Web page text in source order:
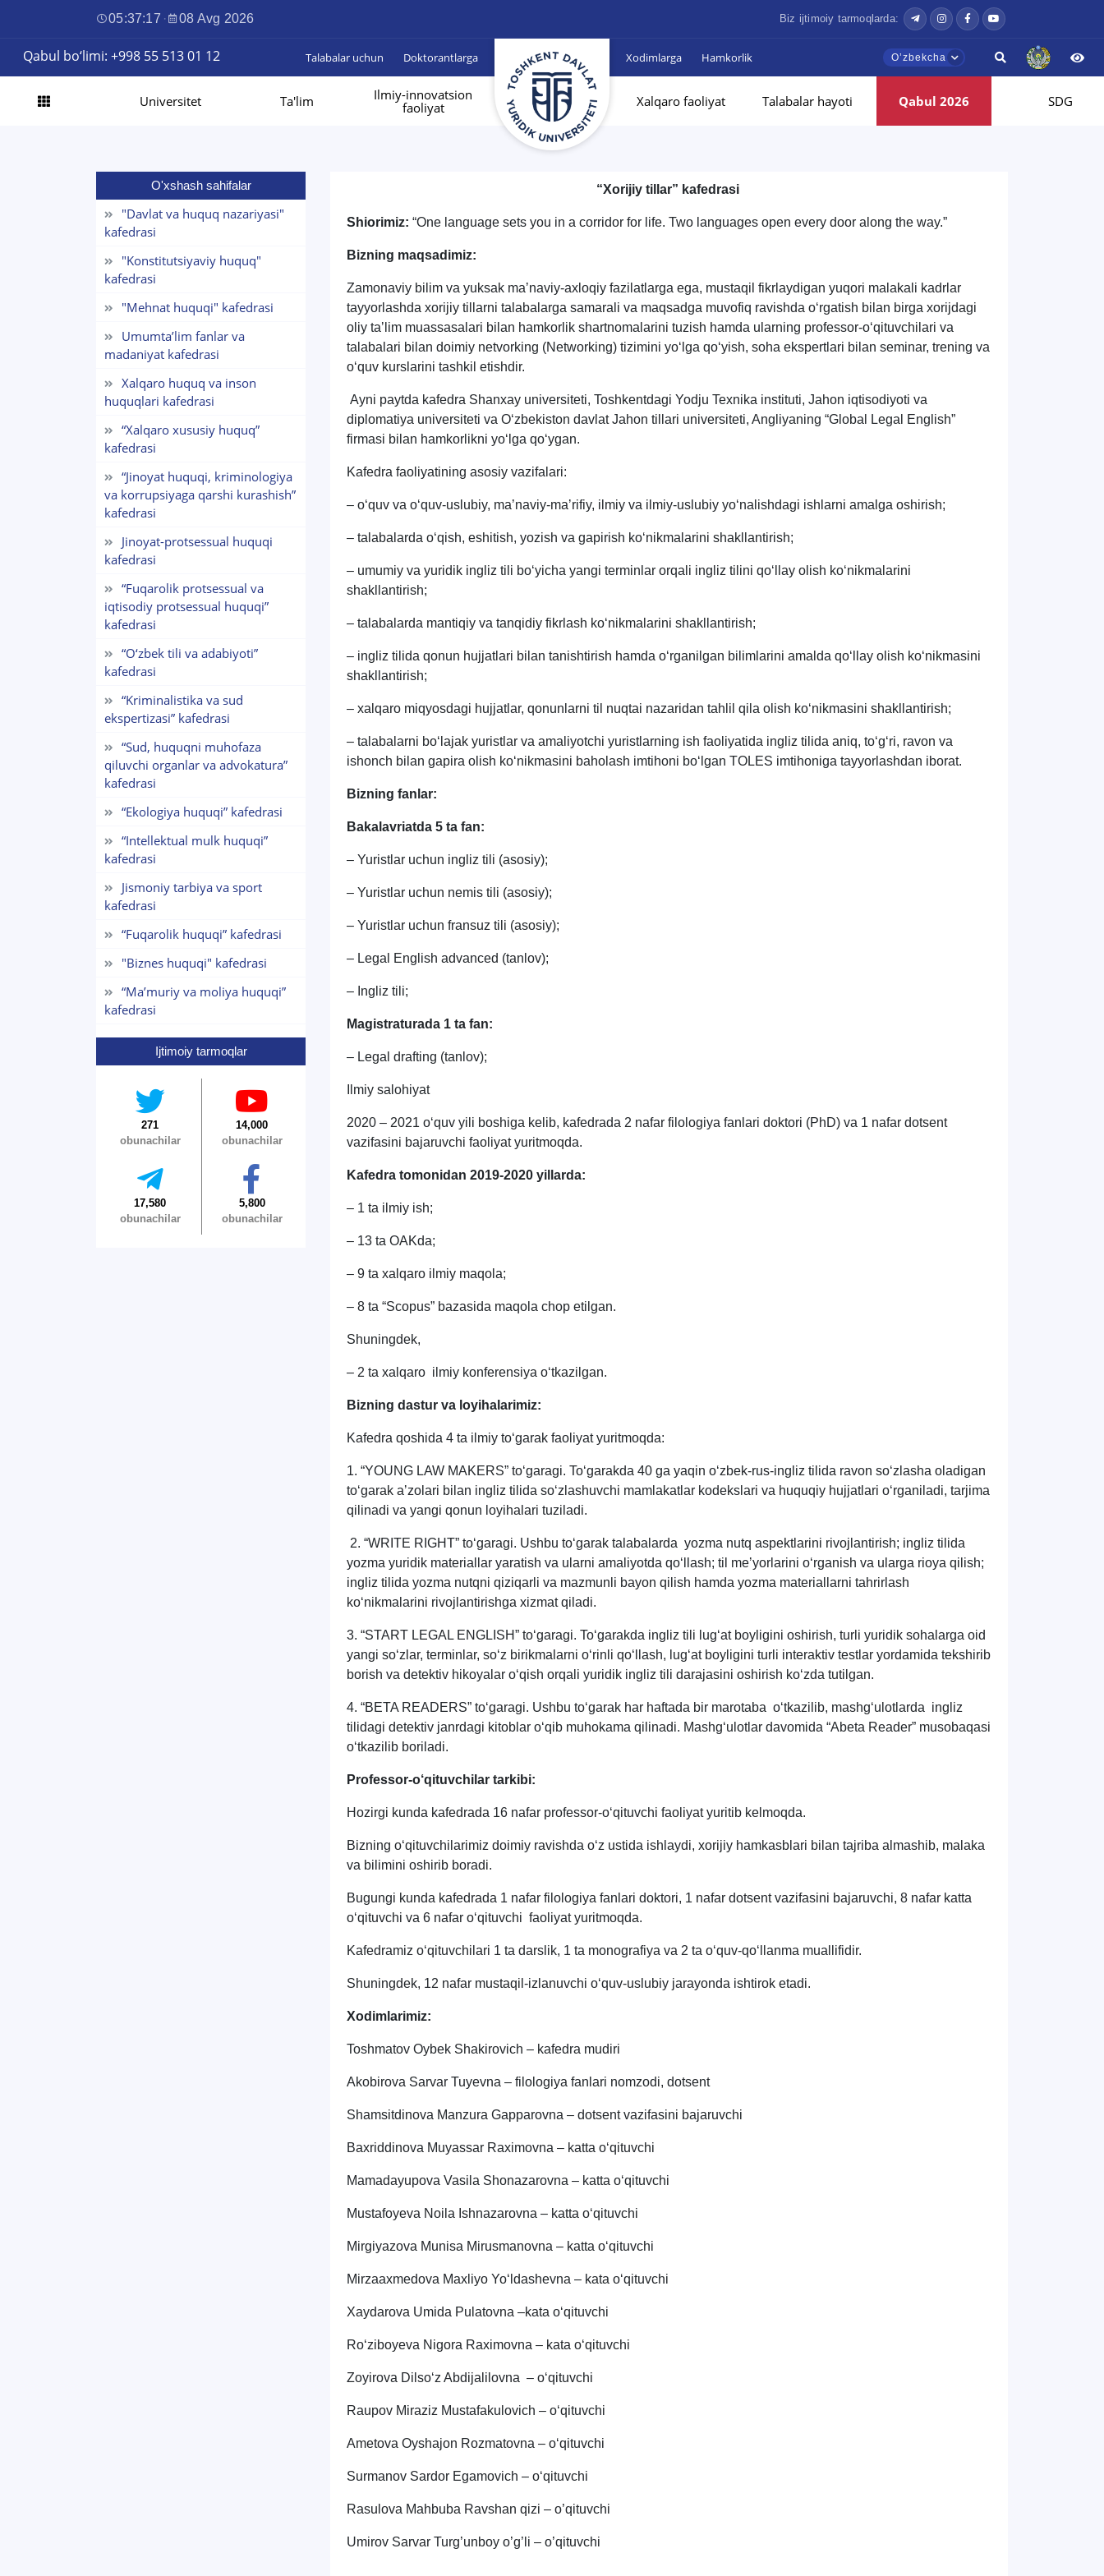
05:37:18 · 08 Avg 2026 Biz ijtimoiy tarmoqlarda:
Qabul bo‘limi: +998 55 513 01 12 Talabalar uchun Doktorantlarga Xodimlarga Hamkorlik Oʼzbekcha
Universitet Ta'lim
Ilmiy-innovatsion
faoliyat
Xalqaro faoliyat Talabalar hayoti Qabul 2026 SDG
O'xshash sahifalar
"Davlat va huquq nazariyasi"
kafedrasi
"Konstitutsiyaviy huquq"
kafedrasi
"Mehnat huquqi" kafedrasi
Umumta’lim fanlar va
madaniyat kafedrasi
Xalqaro huquq va inson
huquqlari kafedrasi
“Xalqaro xususiy huquq”
kafedrasi
“Jinoyat huquqi, kriminologiya
va korrupsiyaga qarshi kurashish”
kafedrasi
Jinoyat-protsessual huquqi
kafedrasi
“Fuqarolik protsessual va
iqtisodiy protsessual huquqi”
kafedrasi
“O‘zbek tili va adabiyoti”
kafedrasi
“Kriminalistika va sud
ekspertizasi” kafedrasi
“Sud, huquqni muhofaza
qiluvchi organlar va advokatura”
kafedrasi
“Ekologiya huquqi” kafedrasi
“Intellektual mulk huquqi”
kafedrasi
Jismoniy tarbiya va sport
kafedrasi
“Fuqarolik huquqi” kafedrasi
"Biznes huquqi" kafedrasi
“Maʼmuriy va moliya huquqi”
kafedrasi
Ijtimoiy tarmoqlar
271
obunachilar
14,000
obunachilar
17,580
obunachilar
5,800
obunachilar
“Xorijiy tillar” kafedrasi
Shiorimiz: “One language sets you in a corridor for life. Two languages open every door along the way.”
Bizning maqsadimiz:
Zamonaviy bilim va yuksak maʼnaviy-axloqiy fazilatlarga ega, mustaqil fikrlaydigan yuqori malakali kadrlar
tayyorlashda xorijiy tillarni talabalarga samarali va maqsadga muvofiq ravishda o‘rgatish bilan birga xorijdagi
oliy taʼlim muassasalari bilan hamkorlik shartnomalarini tuzish hamda ularning professor-o‘qituvchilari va
talabalari bilan doimiy netvorking (Networking) tizimini yo‘lga qo‘yish, soha ekspertlari bilan seminar, trening va
o‘quv kurslarini tashkil etishdir.
Ayni paytda kafedra Shanxay universiteti, Toshkentdagi Yodju Texnika instituti, Jahon iqtisodiyoti va
diplomatiya universiteti va O‘zbekiston davlat Jahon tillari universiteti, Angliyaning “Global Legal English”
firmasi bilan hamkorlikni yo‘lga qo‘ygan.
Kafedra faoliyatining asosiy vazifalari:
– o‘quv va o‘quv-uslubiy, maʼnaviy-maʼrifiy, ilmiy va ilmiy-uslubiy yo‘nalishdagi ishlarni amalga oshirish;
– talabalarda o‘qish, eshitish, yozish va gapirish ko‘nikmalarini shakllantirish;
– umumiy va yuridik ingliz tili bo‘yicha yangi terminlar orqali ingliz tilini qo‘llay olish ko‘nikmalarini
shakllantirish;
– talabalarda mantiqiy va tanqidiy fikrlash ko‘nikmalarini shakllantirish;
– ingliz tilida qonun hujjatlari bilan tanishtirish hamda o‘rganilgan bilimlarini amalda qo‘llay olish ko‘nikmasini
shakllantirish;
– xalqaro miqyosdagi hujjatlar, qonunlarni til nuqtai nazaridan tahlil qila olish ko‘nikmasini shakllantirish;
– talabalarni bo‘lajak yuristlar va amaliyotchi yuristlarning ish faoliyatida ingliz tilida aniq, to‘g‘ri, ravon va
ishonch bilan gapira olish ko‘nikmasini baholash imtihoni bo‘lgan TOLES imtihoniga tayyorlashdan iborat.
Bizning fanlar:
Bakalavriatda 5 ta fan:
– Yuristlar uchun ingliz tili (asosiy);
– Yuristlar uchun nemis tili (asosiy);
– Yuristlar uchun fransuz tili (asosiy);
– Legal English advanced (tanlov);
– Ingliz tili;
Magistraturada 1 ta fan:
– Legal drafting (tanlov);
Ilmiy salohiyat
2020 – 2021 o‘quv yili boshiga kelib, kafedrada 2 nafar filologiya fanlari doktori (PhD) va 1 nafar dotsent
vazifasini bajaruvchi faoliyat yuritmoqda.
Kafedra tomonidan 2019-2020 yillarda:
– 1 ta ilmiy ish;
– 13 ta OAKda;
– 9 ta xalqaro ilmiy maqola;
– 8 ta “Scopus” bazasida maqola chop etilgan.
Shuningdek,
– 2 ta xalqaro ilmiy konferensiya o‘tkazilgan.
Bizning dastur va loyihalarimiz:
Kafedra qoshida 4 ta ilmiy to‘garak faoliyat yuritmoqda:
1. “YOUNG LAW MAKERS” to‘garagi. To‘garakda 40 ga yaqin o‘zbek-rus-ingliz tilida ravon so‘zlasha oladigan
to‘garak aʼzolari bilan ingliz tilida so‘zlashuvchi mamlakatlar kodekslari va huquqiy hujjatlari o‘rganiladi, tarjima
qilinadi va yangi qonun loyihalari tuziladi.
2. “WRITE RIGHT” to‘garagi. Ushbu to‘garak talabalarda yozma nutq aspektlarini rivojlantirish; ingliz tilida
yozma yuridik materiallar yaratish va ularni amaliyotda qo‘llash; til meʼyorlarini o‘rganish va ularga rioya qilish;
ingliz tilida yozma nutqni qiziqarli va mazmunli bayon qilish hamda yozma materiallarni tahrirlash
ko‘nikmalarini rivojlantirishga xizmat qiladi.
3. “START LEGAL ENGLISH” to‘garagi. To‘garakda ingliz tili lug‘at boyligini oshirish, turli yuridik sohalarga oid
yangi so‘zlar, terminlar, so‘z birikmalarni o‘rinli qo‘llash, lug‘at boyligini turli interaktiv testlar yordamida tekshirib
borish va detektiv hikoyalar o‘qish orqali yuridik ingliz tili darajasini oshirish ko‘zda tutilgan.
4. “BETA READERS” to‘garagi. Ushbu to‘garak har haftada bir marotaba o‘tkazilib, mashg‘ulotlarda ingliz
tilidagi detektiv janrdagi kitoblar o‘qib muhokama qilinadi. Mashg‘ulotlar davomida “Abeta Reader” musobaqasi
o‘tkazilib boriladi.
Professor-o‘qituvchilar tarkibi:
Hozirgi kunda kafedrada 16 nafar professor-o‘qituvchi faoliyat yuritib kelmoqda.
Bizning o‘qituvchilarimiz doimiy ravishda o‘z ustida ishlaydi, xorijiy hamkasblari bilan tajriba almashib, malaka
va bilimini oshirib boradi.
Bugungi kunda kafedrada 1 nafar filologiya fanlari doktori, 1 nafar dotsent vazifasini bajaruvchi, 8 nafar katta
o‘qituvchi va 6 nafar o‘qituvchi faoliyat yuritmoqda.
Kafedramiz o‘qituvchilari 1 ta darslik, 1 ta monografiya va 2 ta o‘quv-qo‘llanma muallifidir.
Shuningdek, 12 nafar mustaqil-izlanuvchi o‘quv-uslubiy jarayonda ishtirok etadi.
Xodimlarimiz:
Toshmatov Oybek Shakirovich – kafedra mudiri
Akobirova Sarvar Tuyevna – filologiya fanlari nomzodi, dotsent
Shamsitdinova Manzura Gapparovna – dotsent vazifasini bajaruvchi
Baxriddinova Muyassar Raximovna – katta o‘qituvchi
Mamadayupova Vasila Shonazarovna – katta o‘qituvchi
Mustafoyeva Noila Ishnazarovna – katta o‘qituvchi
Mirgiyazova Munisa Mirusmanovna – katta o‘qituvchi
Mirzaaxmedova Maxliyo Yo‘ldashevna – kata o‘qituvchi
Xaydarova Umida Pulatovna –kata o‘qituvchi
Ro‘ziboyeva Nigora Raximovna – kata o‘qituvchi
Zoyirova Dilso‘z Abdijalilovna – o‘qituvchi
Raupov Miraziz Mustafakulovich – o‘qituvchi
Ametova Oyshajon Rozmatovna – o‘qituvchi
Surmanov Sardor Egamovich – o‘qituvchi
Rasulova Mahbuba Ravshan qizi – o’qituvchi
Umirov Sarvar Turg’unboy o’g’li – o’qituvchi